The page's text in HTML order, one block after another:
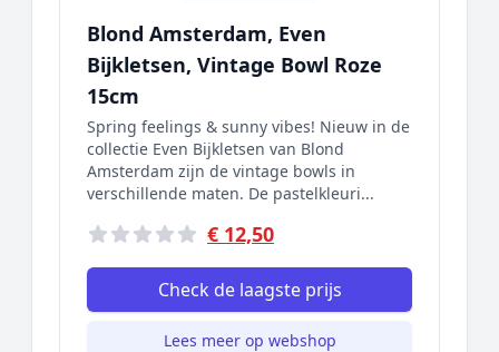
Blond Amsterdam, Even
Bijkletsen, Vintage Bowl Roze
15cm
Spring feelings & sunny vibes! Nieuw in de
collectie Even Bijkletsen van Blond
Amsterdam zijn de vintage bowls in
verschillende maten. De pastelkleuri...
€ 12,50
Check de laagste prijs
Lees meer op webshop